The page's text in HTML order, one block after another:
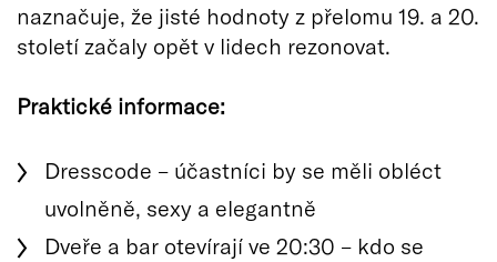
naznačuje, že jisté hodnoty z přelomu 19. a 20.
století začaly opět v lidech rezonovat.
Praktické informace:
Dresscode – účastníci by se měli obléct
uvolněně, sexy a elegantně
Dveře a bar otevírají ve 20:30 – kdo se